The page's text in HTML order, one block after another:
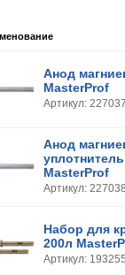
Анод
MasterProf
Артикул:
Анод
MasterProf
Артикул:
Набор для
200л
Артикул: